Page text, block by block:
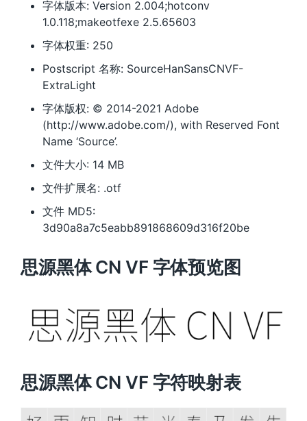
字体版本: Version 2.004;hotconv
1.0.118;makeotfexe 2.5.65603
字体权重: 250
Postscript 名称: SourceHanSansCNVF-
ExtraLight
字体版权: © 2014-2021 Adobe
(http://www.adobe.com/), with Reserved Font
Name ‘Source’.
文件大小: 14 MB
文件扩展名: .otf
文件 MD5:
3d90a8a7c5eabb891868609d316f20be
思源黑体 CN VF 字体预览图
思源黑体 CN VF 字符映射表